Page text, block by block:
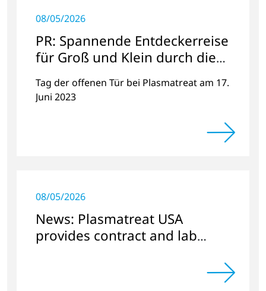
08/05/2026
PR: Spannende Entdeckerreise
für Groß und Klein durch die
faszinierende Welt der
Plasmatechnologie
Tag der offenen Tür bei Plasmatreat am 17.
Juni 2023
08/05/2026
News: Plasmatreat USA
provides contract and lab